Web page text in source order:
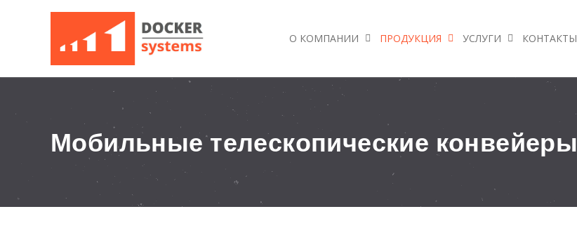
О КОМПАНИИ ПРОДУКЦИЯ УСЛУГИ КОНТАКТЫ
Мобильные телескопические конвейеры